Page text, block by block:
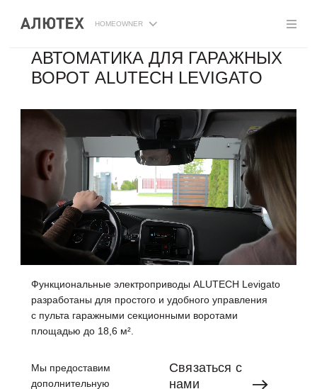
HOMEOWNER
АВТОМАТИКА ДЛЯ ГАРАЖНЫХ
ВОРОТ ALUTECH LEVIGATO
Функциональные электроприводы ALUTECH Levigato
разработаны для простого и удобного управления
с пульта гаражными секционными воротами
площадью до 18,6 м².
Мы предоставим
дополнительную
Связаться с
нами